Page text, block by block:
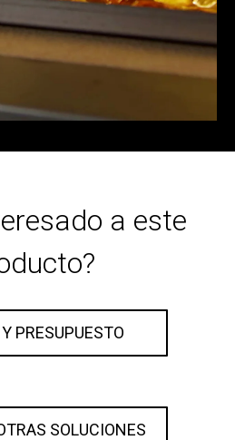
a este
PRESUPUESTO
SOLUCIONES